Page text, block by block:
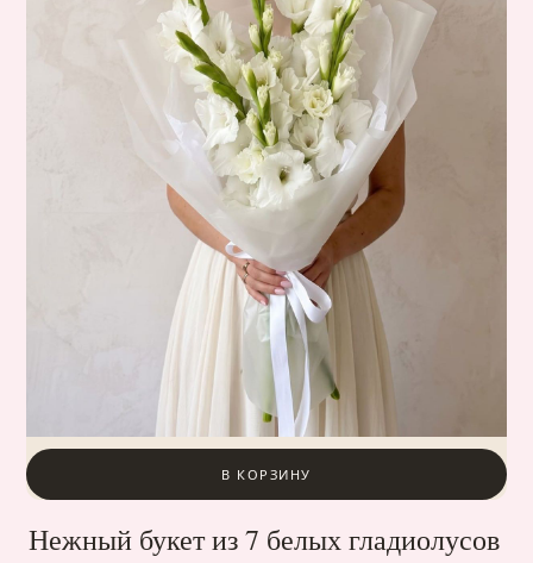
В КОРЗИНУ
Нежный букет из 7 белых гладиолусов